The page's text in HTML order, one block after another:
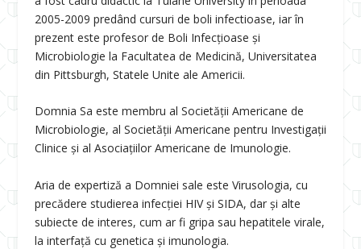
2005-2009 predând cursuri de boli infectioase, iar în
prezent este profesor de Boli Infecțioase și
Microbiologie la Facultatea de Medicină, Universitatea
din Pittsburgh, Statele Unite ale Americii.
Domnia Sa este membru al Societății Americane de
Microbiologie, al Societății Americane pentru Investigații
Clinice și al Asociațiilor Americane de Imunologie.
Aria de expertiză a Domniei sale este Virusologia, cu
precădere studierea infecției HIV și SIDA, dar și alte
subiecte de interes, cum ar fi gripa sau hepatitele virale,
la interfață cu genetica și imunologia.